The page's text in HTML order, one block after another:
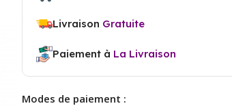
Livraison Gratuite
Paiement à La Livraison
Modes de paiement :